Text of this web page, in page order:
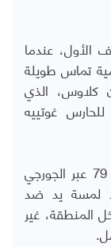
بالهدف الأول، عندما
تماس طويلة
كلاوس، الذي
غوتييه
لكن سانت إتيان عاد للتعادل في الدقيقة 79 عبر الجورجي
لمسة يد ضد
المنطقة، غير